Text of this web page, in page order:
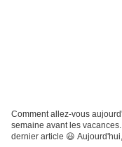
Comment allez-vous
semaine avant les
dernier article 😃